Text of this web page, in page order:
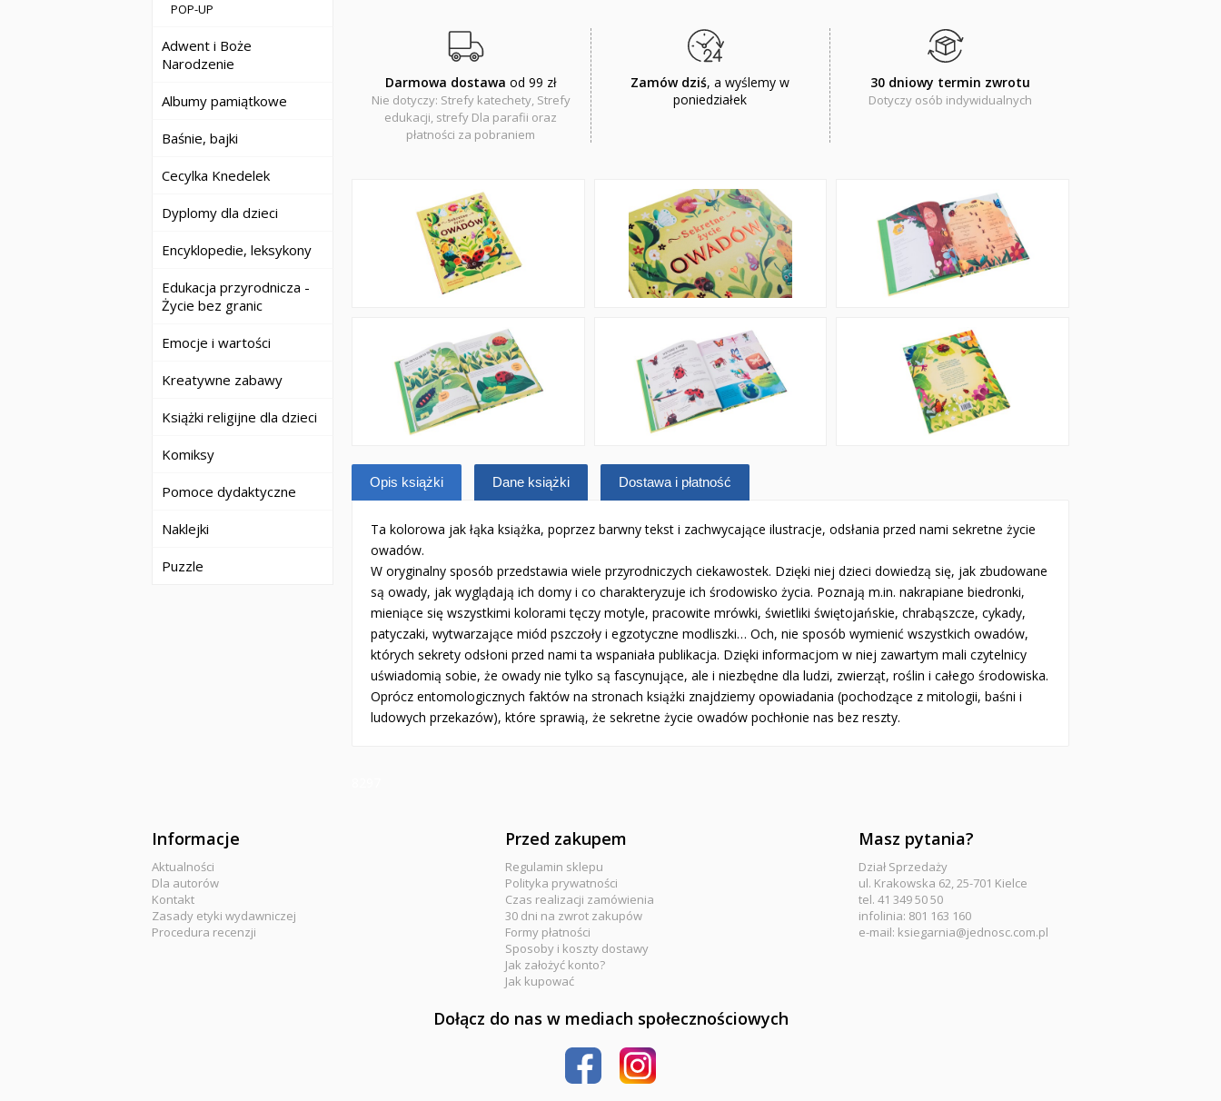
POP-UP
Adwent i Boże
Narodzenie
Albumy pamiątkowe
Baśnie, bajki
Cecylka Knedelek
Dyplomy dla dzieci
Encyklopedie, leksykony
Edukacja przyrodnicza -
Życie bez granic
Emocje i wartości
Kreatywne zabawy
Książki religijne dla dzieci
Komiksy
Pomoce dydaktyczne
Naklejki
Puzzle
Darmowa dostawa od 99 zł
Nie dotyczy: Strefy katechety, Strefy
edukacji, strefy Dla parafii oraz
płatności za pobraniem
Zamów dziś, a wyślemy w
poniedziałek
30 dniowy termin zwrotu
Dotyczy osób indywidualnych
Opis książki Dane książki Dostawa i płatność
Ta kolorowa jak łąka książka, poprzez barwny tekst i zachwycające ilustracje, odsłania przed nami sekretne życie
owadów.
W oryginalny sposób przedstawia wiele przyrodniczych ciekawostek. Dzięki niej dzieci dowiedzą się, jak zbudowane
są owady, jak wyglądają ich domy i co charakteryzuje ich środowisko życia. Poznają m.in. nakrapiane biedronki,
mieniące się wszystkimi kolorami tęczy motyle, pracowite mrówki, świetliki świętojańskie, chrabąszcze, cykady,
patyczaki, wytwarzające miód pszczoły i egzotyczne modliszki… Och, nie sposób wymienić wszystkich owadów,
których sekrety odsłoni przed nami ta wspaniała publikacja. Dzięki informacjom w niej zawartym mali czytelnicy
uświadomią sobie, że owady nie tylko są fascynujące, ale i niezbędne dla ludzi, zwierząt, roślin i całego środowiska.
Oprócz entomologicznych faktów na stronach książki znajdziemy opowiadania (pochodzące z mitologii, baśni i
ludowych przekazów), które sprawią, że sekretne życie owadów pochłonie nas bez reszty.
Informacje
Aktualności
Dla autorów
Kontakt
Zasady etyki wydawniczej
Procedura recenzji
Przed zakupem
Regulamin sklepu
Polityka prywatności
Czas realizacji zamówienia
30 dni na zwrot zakupów
Formy płatności
Sposoby i koszty dostawy
Jak założyć konto?
Jak kupować
Masz pytania?
Dział Sprzedaży
ul. Krakowska 62, 25-701 Kielce
tel. 41 349 50 50
infolinia: 801 163 160
e-mail: ksiegarnia@jednosc.com.pl
Dołącz do nas w mediach społecznościowych